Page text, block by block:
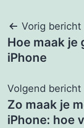
Post
Vorig bericht
Hoe maak je
iPhone
Volgend bericht
Zo maak je
iPhone: hoe